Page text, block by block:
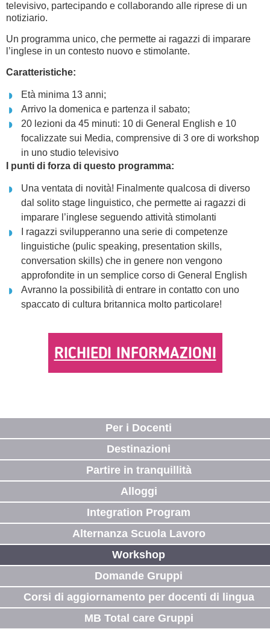
televisivo, partecipando e collaborando alle riprese di un
notiziario.
Un programma unico, che permette ai ragazzi di imparare
l’inglese in un contesto nuovo e stimolante.
Caratteristiche:
Età minima 13 anni;
Arrivo la domenica e partenza il sabato;
20 lezioni da 45 minuti: 10 di General English e 10
focalizzate sui Media, comprensive di 3 ore di workshop
in uno studio televisivo
I punti di forza di questo programma:
Una ventata di novità! Finalmente qualcosa di diverso
dal solito stage linguistico, che permette ai ragazzi di
imparare l’inglese seguendo attività stimolanti
I ragazzi svilupperanno una serie di competenze
linguistiche (pulic speaking, presentation skills,
conversation skills) che in genere non vengono
approfondite in un semplice corso di General English
Avranno la possibilità di entrare in contatto con uno
spaccato di cultura britannica molto particolare!
RICHIEDI INFORMAZIONI
Per i Docenti
Destinazioni
Partire in tranquillità
Alloggi
Integration Program
Alternanza Scuola Lavoro
Workshop
Domande Gruppi
Corsi di aggiornamento per docenti di lingua
MB Total care Gruppi